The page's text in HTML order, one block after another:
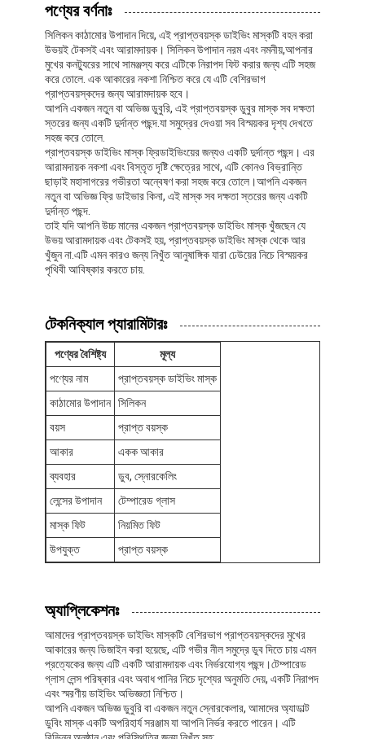
পণ্যের বর্ণনাঃ
সিলিকন কাঠামোর উপাদান দিয়ে, এই প্রাপ্তবয়স্ক ডাইভিং মাস্কটি বহন করা
উভয়ই টেকসই এবং আরামদায়ক। সিলিকন উপাদান নরম এবং নমনীয়,আপনার
মুখের কনট্যুরের সাথে সামঞ্জস্য করে এটিকে নিরাপদ ফিট করার জন্য এটি সহজ
করে তোলে. এক আকারের নকশা নিশ্চিত করে যে এটি বেশিরভাগ
প্রাপ্তবয়স্কদের জন্য আরামদায়ক হবে।
আপনি একজন নতুন বা অভিজ্ঞ ডুবুরি, এই প্রাপ্তবয়স্ক ডুবুর মাস্ক সব দক্ষতা
স্তরের জন্য একটি দুর্দান্ত পছন্দ.যা সমুদ্রের দেওয়া সব বিস্ময়কর দৃশ্য দেখতে
সহজ করে তোলে.
প্রাপ্তবয়স্ক ডাইভিং মাস্ক ফ্রিডাইভিংয়ের জন্যও একটি দুর্দান্ত পছন্দ। এর
আরামদায়ক নকশা এবং বিস্তৃত দৃষ্টি ক্ষেত্রের সাথে, এটি কোনও বিভ্রান্তি
ছাড়াই মহাসাগরের গভীরতা অন্বেষণ করা সহজ করে তোলে।আপনি একজন
নতুন বা অভিজ্ঞ ফ্রি ডাইভার কিনা, এই মাস্ক সব দক্ষতা স্তরের জন্য একটি
দুর্দান্ত পছন্দ.
তাই যদি আপনি উচ্চ মানের একজন প্রাপ্তবয়স্ক ডাইভিং মাস্ক খুঁজছেন যে
উভয় আরামদায়ক এবং টেকসই হয়, প্রাপ্তবয়স্ক ডাইভিং মাস্ক থেকে আর
খুঁজুন না.এটি এমন কারও জন্য নিখুঁত আনুষাঙ্গিক যারা ঢেউয়ের নিচে বিস্ময়কর
পৃথিবী আবিষ্কার করতে চায়.
টেকনিক্যাল প্যারামিটারঃ
পণ্যের বৈশিষ্ট্য
মূল্য
পণ্যের নাম
প্রাপ্তবয়স্ক ডাইভিং মাস্ক
কাঠামোর উপাদান সিলিকন
বয়স
প্রাপ্ত বয়স্ক
আকার
একক আকার
ব্যবহার
ডুব, স্নোরকেলিং
লেন্সের উপাদান
টেম্পারেড গ্লাস
মাস্ক ফিট
নিয়মিত ফিট
উপযুক্ত
প্রাপ্ত বয়স্ক
অ্যাপ্লিকেশনঃ
আমাদের প্রাপ্তবয়স্ক ডাইভিং মাস্কটি বেশিরভাগ প্রাপ্তবয়স্কদের মুখের
আকারের জন্য ডিজাইন করা হয়েছে, এটি গভীর নীল সমুদ্রে ডুব দিতে চায় এমন
প্রত্যেকের জন্য এটি একটি আরামদায়ক এবং নির্ভরযোগ্য পছন্দ।টেম্পারেড
গ্লাস লেন্স পরিষ্কার এবং অবাধ পানির নিচে দৃশ্যের অনুমতি দেয়, একটি নিরাপদ
এবং স্মরণীয় ডাইভিং অভিজ্ঞতা নিশ্চিত।
আপনি একজন অভিজ্ঞ ডুবুরি বা একজন নতুন স্নোরকেলার, আমাদের অ্যাডাল্ট
ডুবিং মাস্ক একটি অপরিহার্য সরঞ্জাম যা আপনি নির্ভর করতে পারেন। এটি